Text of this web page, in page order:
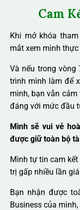
Cam
Khi mở khóa
mắt xem mình
Và nếu trong vòng
trình mình làm để
mình, bạn vẫn
đáng với mức đầu
Mình sẽ vui vẻ
được giữ toàn bộ
Mình tự tin cam
trị gấp nhiều lần
Bạn nhận được
Business của